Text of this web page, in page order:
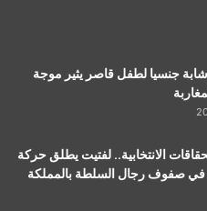
شابة جنسيا لطفل قاصر يثير موجة
الانتخابية.. لفتيت يطلق حركة
في صفوف رجال السلطة بالمملكة